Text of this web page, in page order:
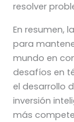
resolver
En resumen,
para
mundo en
desafíos en
el desarrollo
inversión
más